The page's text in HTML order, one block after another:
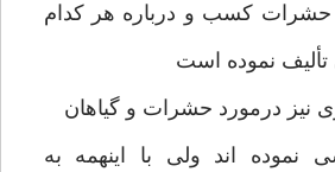
حشرات کسب و درباره هر کدام
تألیف نموده است
نیز درمورد حشرات و گیاهان
نموده اند ولی با اینهمه به